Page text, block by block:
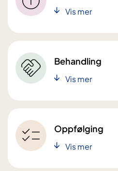
Vis mer
Behandling
Vis mer
Oppfølging
Vis mer